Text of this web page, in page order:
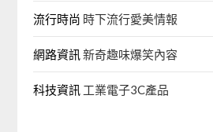
流行時尚 時下流行愛美情報
網路資訊 新奇趣味爆笑內容
科技資訊 工業電子3C產品